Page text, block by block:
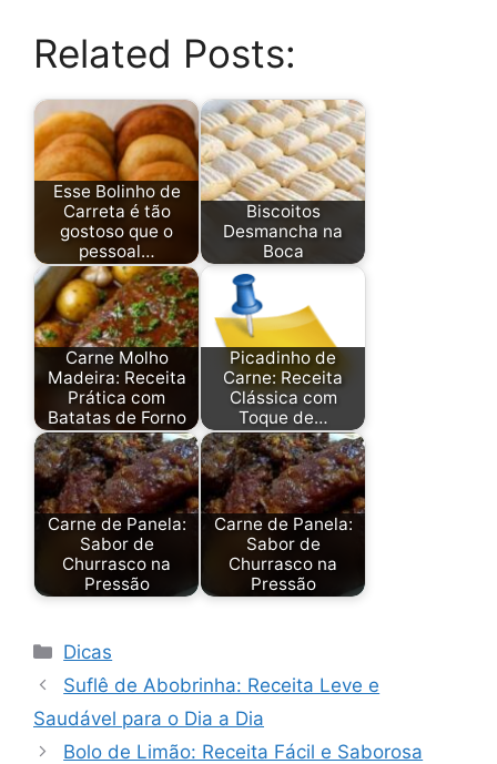
Related Posts:
Esse Bolinho de
Carreta é tão
gostoso que o
pessoal…
Biscoitos
Desmancha na
Boca
Carne Molho
Madeira: Receita
Prática com
Batatas de Forno
Picadinho de
Carne: Receita
Clássica com
Toque de…
Carne de Panela:
Sabor de
Churrasco na
Pressão
Carne de Panela:
Sabor de
Churrasco na
Pressão
Categorias
Dicas
Suflê de Abobrinha: Receita Leve e
Saudável para o Dia a Dia
Bolo de Limão: Receita Fácil e Saborosa